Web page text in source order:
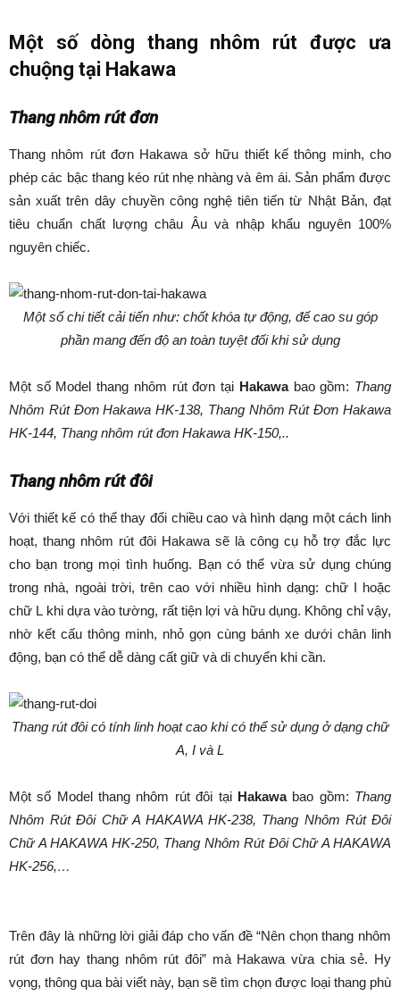
Một số dòng thang nhôm rút được ưa
chuộng tại Hakawa
Thang nhôm rút đơn
Thang nhôm rút đơn Hakawa sở hữu thiết kế thông minh, cho
phép các bậc thang kéo rút nhẹ nhàng và êm ái. Sản phẩm được
sản xuất trên dây chuyền công nghệ tiên tiến từ Nhật Bản, đạt
tiêu chuẩn chất lượng châu Âu và nhập khẩu nguyên 100%
nguyên chiếc.
Một số chi tiết cải tiến như: chốt khóa tự động, đế cao su góp
phần mang đến độ an toàn tuyệt đối khi sử dụng
Một số Model thang nhôm rút đơn tại Hakawabao gồm: Thang
Nhôm Rút Đơn Hakawa HK-138, Thang Nhôm Rút Đơn Hakawa
HK-144, Thang nhôm rút đơn Hakawa HK-150,..
Thang nhôm rút đôi
Với thiết kế có thể thay đổi chiều cao và hình dạng một cách linh
hoạt, thang nhôm rút đôi Hakawa sẽ là công cụ hỗ trợ đắc lực
cho bạn trong mọi tình huống. Bạn có thể vừa sử dụng chúng
trong nhà, ngoài trời, trên cao với nhiều hình dạng: chữ I hoặc
chữ L khi dựa vào tường, rất tiện lợi và hữu dụng. Không chỉ vậy,
nhờ kết cấu thông minh, nhỏ gọn cùng bánh xe dưới chân linh
động, bạn có thể dễ dàng cất giữ và di chuyển khi cần.
Thang rút đôi có tính linh hoạt cao khi có thể sử dụng ở dạng chữ
A, I và L
Một số Model thang nhôm rút đôi tại Hakawabao gồm: Thang
Nhôm Rút Đôi Chữ A HAKAWA HK-238, Thang Nhôm Rút Đôi
Chữ A HAKAWA HK-250, Thang Nhôm Rút Đôi Chữ A HAKAWA
HK-256,…
Trên đây là những lời giải đáp cho vấn đề “Nên chọn thang nhôm
rút đơn hay thang nhôm rút đôi” mà Hakawa vừa chia sẻ. Hy
vọng, thông qua bài viết này, bạn sẽ tìm chọn được loại thang phù